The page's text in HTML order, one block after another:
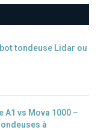
tondeuse Lidar ou
A1 vs Mova 1000 –
à